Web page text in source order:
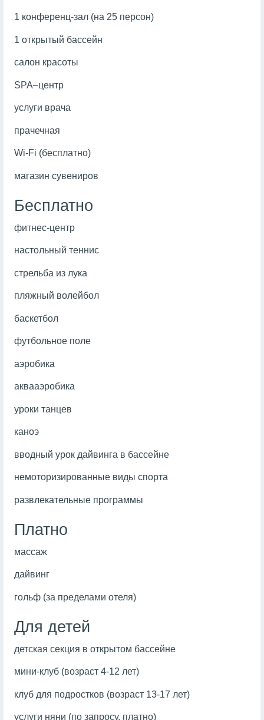
1 конференц-зал (на 25 персон)
1 открытый бассейн
салон красоты
SPA–центр
услуги врача
прачечная
Wi-Fi (бесплатно)
магазин сувениров
Бесплатно
фитнес-центр
настольный теннис
стрельба из лука
пляжный волейбол
баскетбол
футбольное поле
аэробика
аквааэробика
уроки танцев
каноэ
вводный урок дайвинга в бассейне
немоторизированные виды спорта
развлекательные программы
Платно
массаж
дайвинг
гольф (за пределами отеля)
Для детей
детская секция в открытом бассейне
мини-клуб (возраст 4-12 лет)
клуб для подростков (возраст 13-17 лет)
услуги няни (по запросу, платно)